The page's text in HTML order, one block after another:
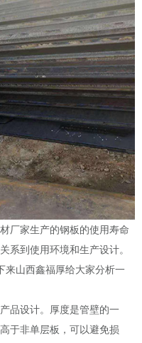
厂家生产的钢板的使用寿命
系到使用环境和生产设计。
来山西鑫福厚给大家分析一
品设计。厚度是管壁的一
于非单层板，可以避免损